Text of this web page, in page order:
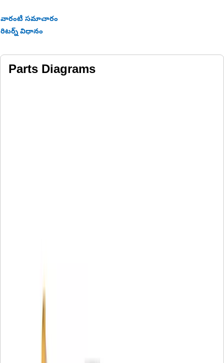
వారంటీ సమాచారం
రిటర్న్ విధానం
Parts Diagrams